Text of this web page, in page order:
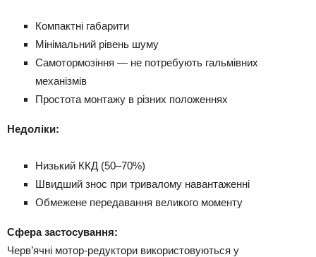
Компактні габарити
Мінімальний рівень шуму
Самотормозіння — не потребують гальмівних
механізмів
Простота монтажу в різних положеннях
Недоліки:
Низький ККД (50–70%)
Швидший знос при тривалому навантаженні
Обмежене передавання великого моменту
Сфера застосування:
Черв’ячні мотор-редуктори використовуються у